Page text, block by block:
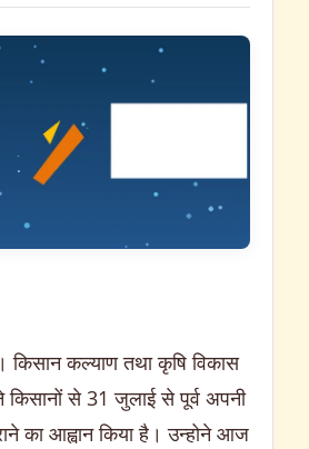
किसान कल्याण तथा कृषि विकास
से 31 जुलाई से पूर्व अपनी
का आह्वान किया है। उन्होने आज